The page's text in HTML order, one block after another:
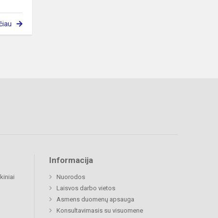
Informacija
Nuorodos
Laisvos darbo vietos
Asmens duomenų apsauga
Konsultavimasis su visuomene